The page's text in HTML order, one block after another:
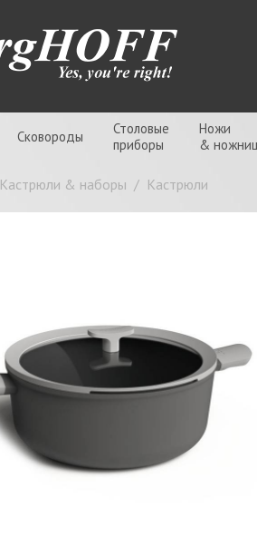
Сковороды
Столовые
приборы
Ножи
&
Кастрюли & наборы / Кастрюли